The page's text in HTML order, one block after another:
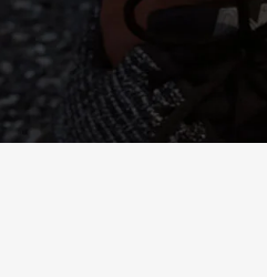
con i manubri
a prendere una decisione di
informata.